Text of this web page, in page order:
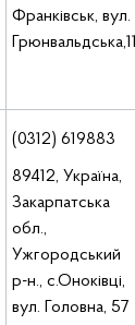
Франківськ, вул.
Грюнвальдська,11
(0312) 619883
89412, Україна,
Закарпатська
обл.,
Ужгородський
р-н., с.Оноківці,
вул. Головна, 57